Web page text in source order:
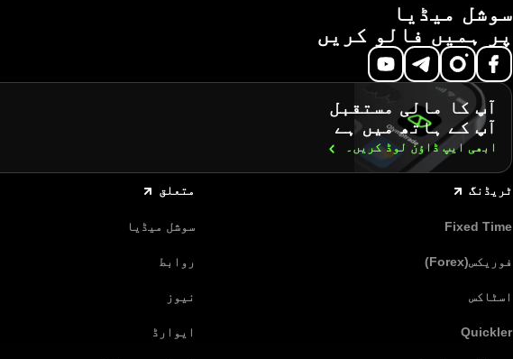
سوشل میڈیا
پر ہمیں فالو کریں
آپ کا مالی مستقبل
آپ کے ہاتھ میں ہے
ابھی ایپ ڈاؤن لوڈکریں۔
ٹریڈنگ
Fixed Time
فوریکس(Forex)
اسٹاکس
Quickler
متعلق
سوشل میڈیا
روابط
نیوز
ایوارڈ